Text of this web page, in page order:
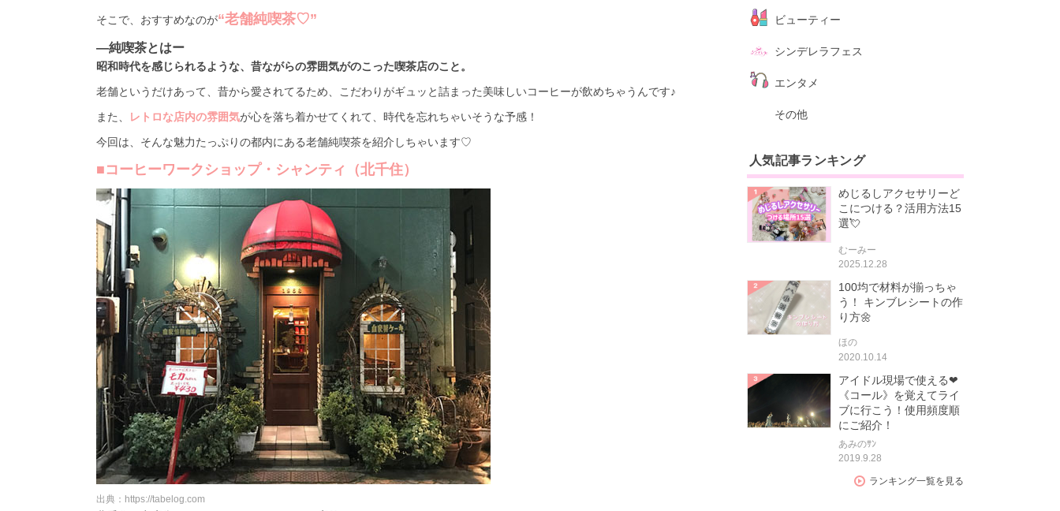
そこで、おすすめなのが“老舗純喫茶♡”
―純喫茶とはー
昭和時代を感じられるような、昔ながらの雰囲気がのこった喫茶店のこと。
老舗というだけあって、昔から愛されてるため、こだわりがギュッと詰まった美味しいコーヒーが飲めちゃうんです♪
また、
レトロな店内の雰囲気が心を落ち着かせてくれて、時代を忘れちゃいそうな予感！
今回は、そんな魅力たっぷりの都内にある老舗純喫茶を紹介しちゃいます♡
■コーヒーワークショップ・シャンティ（北千住）
出典：https://tabelog.com
ビューティー
シンデレラフェス
エンタメ
その他
人気記事ランキング
めじるしアクセサリーど
こにつける？活用方法15
選💘
むーみー
2025.12.28
100均で材料が揃っちゃ
う！ キンブレシートの作
り方🌼
ほの
2020.10.14
アイドル現場で使える❤
《コール》を覚えてライ
ブに行こう！使用頻度順
にご紹介！
あみのｻﾝ
2019.9.28
ランキング一覧を見る